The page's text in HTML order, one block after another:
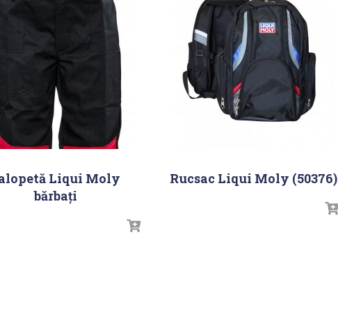
Liqui Moly
bărbați
Rucsac Liqui Moly (50376)